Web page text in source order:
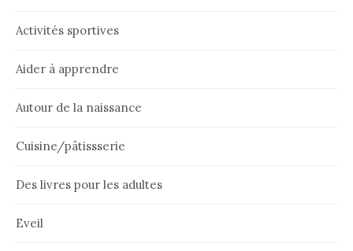
Activités sportives
Aider à apprendre
Autour de la naissance
Cuisine/pâtissserie
Des livres pour les adultes
Eveil